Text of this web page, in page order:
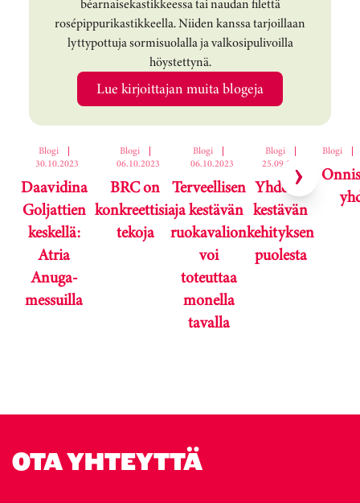
béarnaisekastikkeessa tai naudan filettä
rosépippurikastikkeella. Niiden kanssa tarjoillaan
lyttypottuja sormisuolalla ja valkosipulivoilla
höystettynä.
Lue kirjoittajan muita blogeja
Ohita korttikaruselli
Blogi
|
30.10.2023
Daavidina
Goljattien
keskellä:
Atria
Anuga-
messuilla
Blogi
|
06.10.2023
BRC on
konkreettisia
tekoja
Blogi
|
06.10.2023
Terveellisen
ja kestävän
ruokavalion
voi
toteuttaa
monella
tavalla
Blogi
|
25.09.2023
Yhdessä
kestävän
kehityksen
puolesta
Blogi |
OTA YHTEYTTÄ